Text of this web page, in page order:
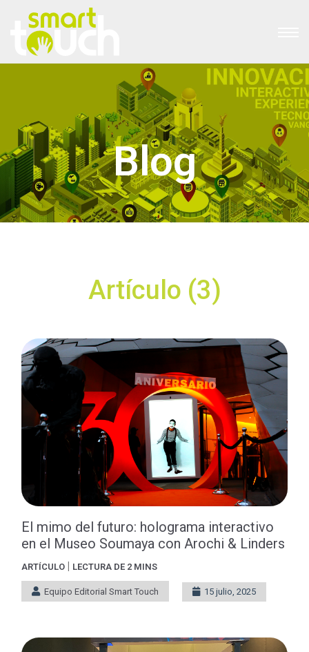
Blog
Artículo (3)
El mimo del futuro: holograma interactivo
en el Museo Soumaya con Arochi & Linders
ARTÍCULO | LECTURA DE 2 MINS
Equipo Editorial Smart Touch 15 julio, 2025